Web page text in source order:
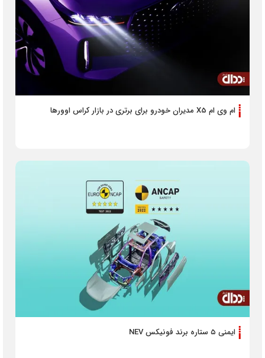
ام وی ام X5 مدیران خودرو برای برتری در بازار کراس اوورها
ایمنی ۵ ستاره برند فونیکس NEV